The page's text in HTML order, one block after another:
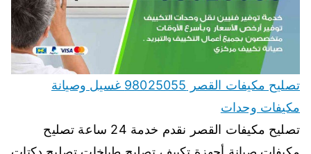
تصليح مكيفات القصر 98025055 غسيل وصيانة
مكيفات وحدات
تصليح مكيفات القصر نقدم خدمة 24 ساعة تصليح